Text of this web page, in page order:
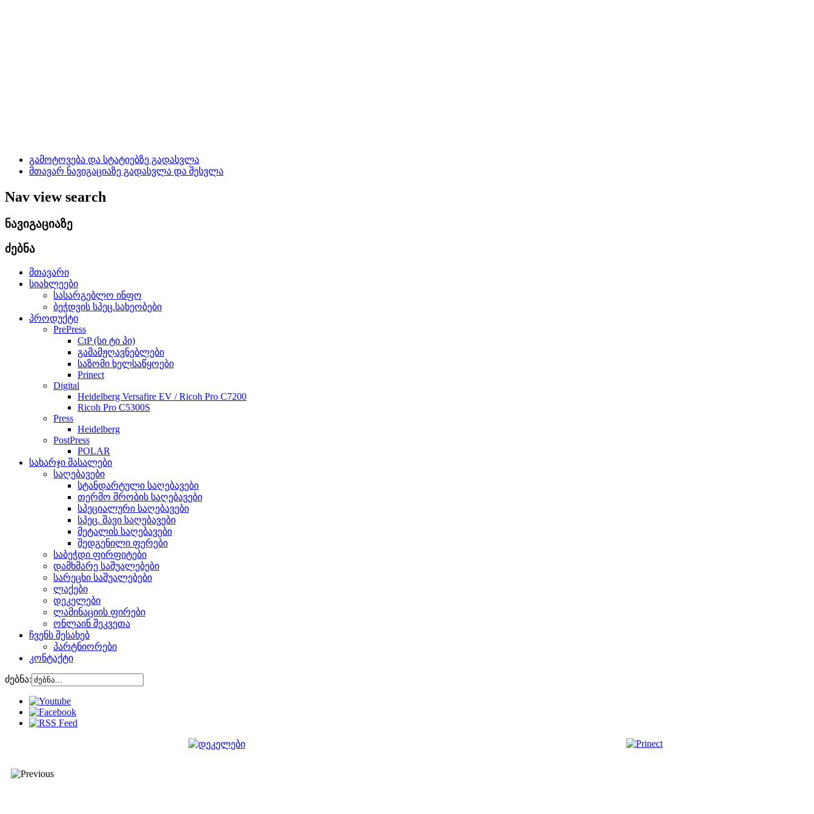
გამოტოვება და სტატიებზე გადასვლა
მთავარ ნავიგაციაზე გადასვლა და შესვლა
Nav view search
ნავიგაციაზე
ძებნა
მთავარი
სიახლეები
სასარგებლო ინფო
ბეჭდვის სპეც.სახეობები
პროდუქტი
PrePress
CtP (სი ტი პი)
გამამჟღავნებლები
საზომი ხელსაწყოები
Prinect
Digital
Heidelberg Versafire EV / Ricoh Pro C7200
Ricoh Pro C5300S
Press
Heidelberg
PostPress
POLAR
სახარჯი მასალები
საღებავები
სტანდარტული საღებავები
თერმო შრობის საღებავები
სპეციალური საღებავები
სპეც. შავი საღებავები
მეტალის საღებავები
შედგენილი ფერები
საბეჭდი ფირფიტები
დამხმარე საშუალებები
სარეცხი საშუალებები
ლაქები
დეკელები
ლამინაციის ფირები
ონლაინ შეკვეთა
ჩვენს შესახებ
პარტნიორები
კონტაქტი
ძებნა: